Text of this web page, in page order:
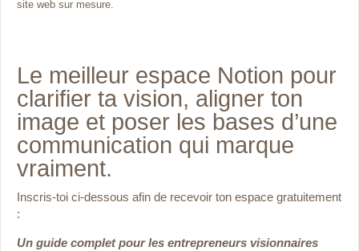
site web sur mesure.
Le meilleur espace Notion pour
clarifier ta vision, aligner ton
image et poser les bases d’une
communication qui marque
vraiment.
Inscris-toi ci-dessous afin de recevoir ton espace gratuitement
:
Un guide complet pour les entrepreneurs visionnaires